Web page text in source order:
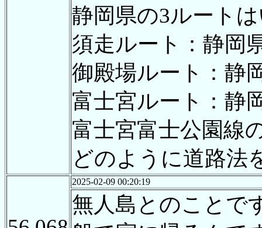
静岡県の3ルート
須走ルート：静岡
御殿場ルート：静
富士宮ルート：静
富士宮富士公園線
どのように道路法
2025-02-09 00:20:19
無人島とのことで